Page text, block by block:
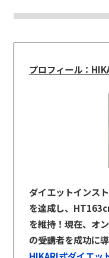
プロフィール：
ダイエットインス
を達成し、
を維持！ 現在、オ
の受講者を成功に